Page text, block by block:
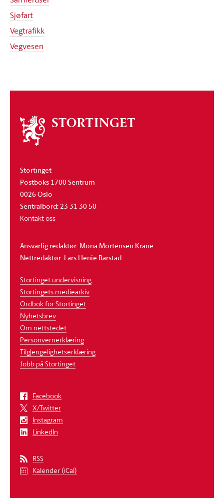
Sjøfart
Vegtrafikk
Vegvesen
Om
stortinget
Stortinget
Postboks 1700 Sentrum
0026 Oslo
Sentralbord: 23 31 30 50
Kontakt oss
Ansvarlig redaktør: Mona Mortensen Krane
Nettredaktør: Lars Henie Barstad
Stortinget undervisning
Stortingets mediearkiv
Ordbok for Stortinget
Nyhetsbrev
Om nettstedet
Personvernerklæring
Tilgjengelighetserklæring
Jobb på Stortinget
Facebook
X/Twitter
Instagram
LinkedIn
RSS
Kalender (iCal)